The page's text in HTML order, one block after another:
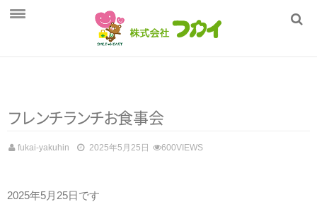
商品一覧
フ レンチランチお食事会
fukai-yakuhin 2025年5月25日 600VIEWS
2025年5月25日です